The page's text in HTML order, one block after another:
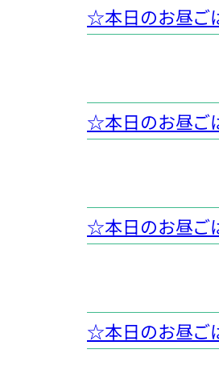
☆本日のお昼ご
☆本日のお昼ご
☆本日のお昼ご
☆本日のお昼ご